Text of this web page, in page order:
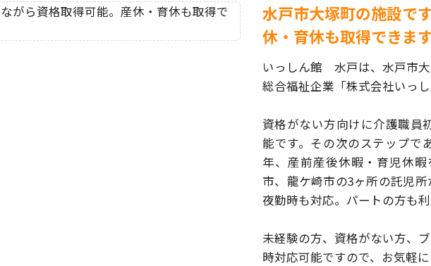
水戸市大塚町の施設で
休・育休も取得できます
いっしん館 水戸は、水戸市大
総合福祉企業「株式会社いっし
資格がない方向けに介護職員
能です。その次のステップで
年、産前産後休暇・育児休
市、龍ケ崎市の3ヶ所の託児
夜勤時も対応。パートの方も利
未経験の方、資格がない方、
時対応可能ですので、お気軽に